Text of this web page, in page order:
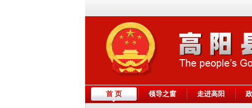
首 页 领导之窗 走进高阳